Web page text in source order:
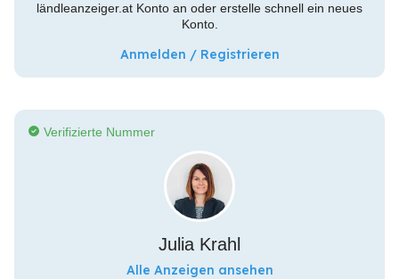
ländleanzeiger.at Konto an oder erstelle schnell ein neues
Konto.
Anmelden / Registrieren
Verifizierte Nummer
Julia Krahl
Alle Anzeigen ansehen